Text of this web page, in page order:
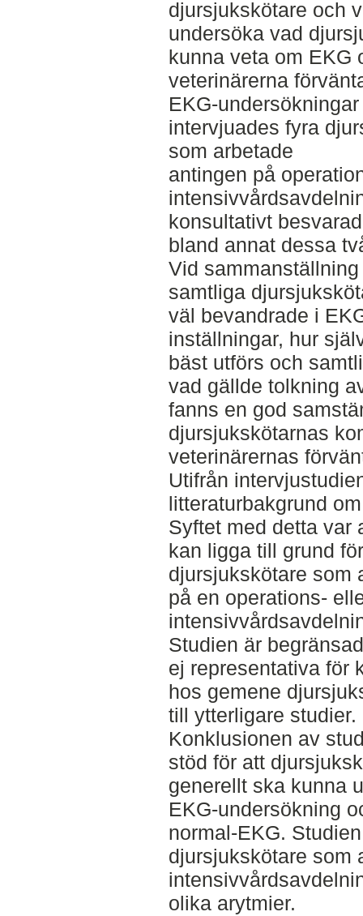
djursjukskötare och
undersöka vad
kunna veta om EKG
veterinärerna
EKG-
intervjuades fyra
som arbetade
antingen på
konsultativt
bland annat dessa
Vid
samtliga
väl bevandrade i
inställningar, hur
bäst utförs och
vad gällde tolkning
fanns en god
djursjukskötarnas
veterinärernas
Utifrån
litteraturbakgrund
Syftet med detta var
kan ligga till grund för
djursjukskötare som
på en operations-
Studien är
ej representativa för
hos gemene
till ytterligare studier.
Konklusionen av
stöd för att
generellt ska kunna
EKG-undersökning
normal-EKG.
djursjukskötare som
olika arytmier.